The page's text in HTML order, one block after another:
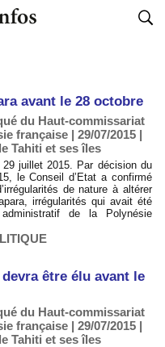
avant le 28 octobre
du Haut-commissariat
française | 29/07/2015 |
Tahiti et ses îles
29 juillet 2015. Par décision du
le Conseil d’Etat a confirmé
de nature à altérer
irrégularités qui avait été
de la Polynésie
être élu avant le
du Haut-commissariat
française | 29/07/2015 |
Tahiti et ses îles